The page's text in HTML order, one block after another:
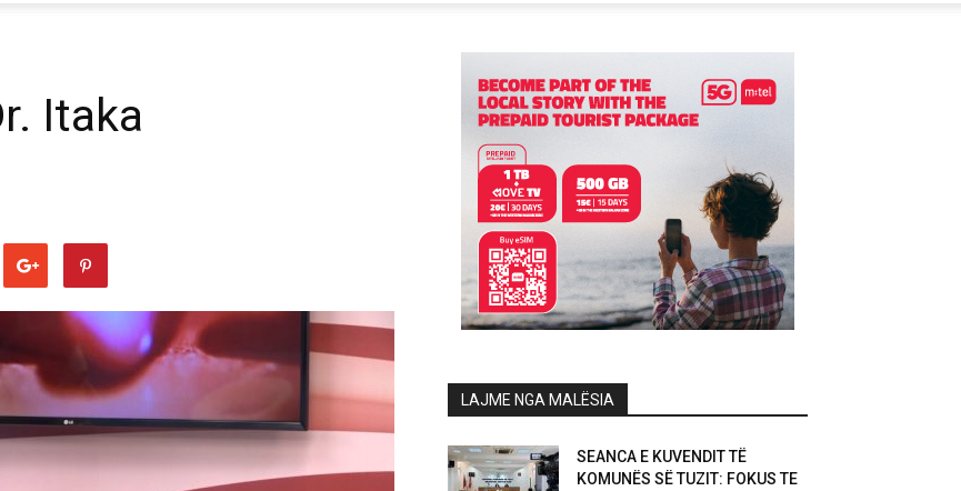
Itaka
LAJME NGA MALËSIA
SEANCA E KUVENDIT TË
KOMUNËS SË TUZIT: FOKUS TE